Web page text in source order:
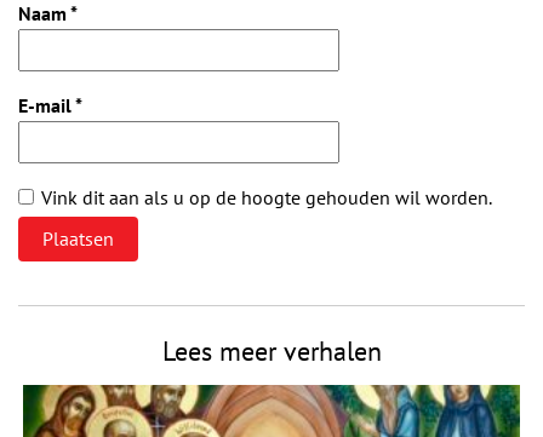
Naam *
E-mail*
Vink dit aan als u op de hoogte gehouden wil worden.
Lees meer verhalen